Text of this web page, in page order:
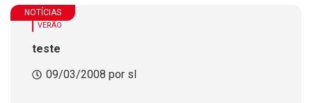
NOTÍCIAS
VERÃO
teste
09/03/2008 por sl